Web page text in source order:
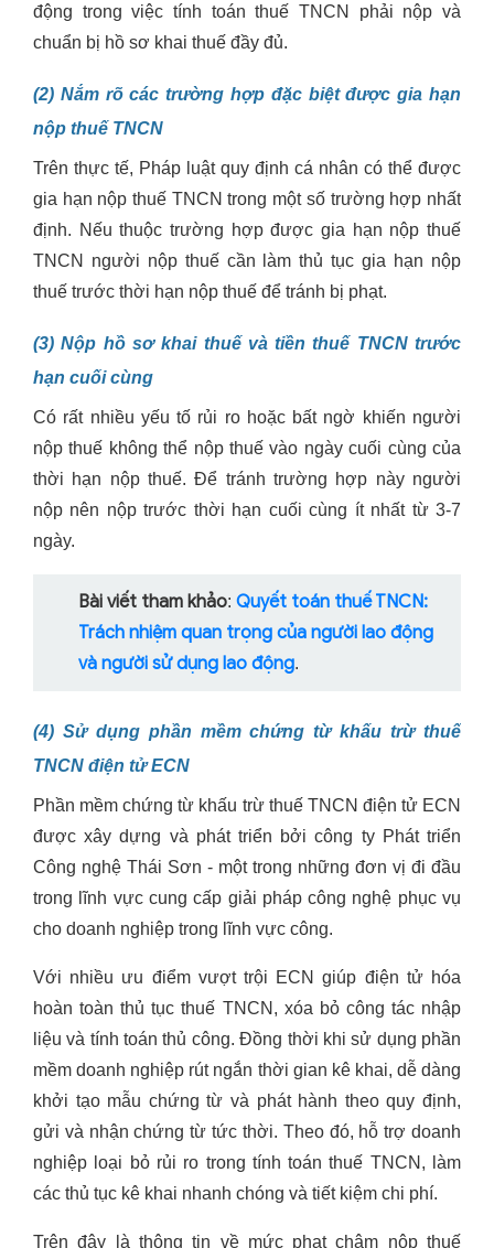
động trong việc tính toán thuế TNCN phải nộp và
chuẩn bị hồ sơ khai thuế đầy đủ.
(2) Nắm rõ các trường hợp đặc biệt được gia hạn
nộp thuế TNCN
Trên thực tế, Pháp luật quy định cá nhân có thể được
gia hạn nộp thuế TNCN trong một số trường hợp nhất
định. Nếu thuộc trường hợp được gia hạn nộp thuế
TNCN người nộp thuế cần làm thủ tục gia hạn nộp
thuế trước thời hạn nộp thuế để tránh bị phạt.
(3) Nộp hồ sơ khai thuế và tiền thuế TNCN trước
hạn cuối cùng
Có rất nhiều yếu tố rủi ro hoặc bất ngờ khiến người
nộp thuế không thể nộp thuế vào ngày cuối cùng của
thời hạn nộp thuế. Để tránh trường hợp này người
nộp nên nộp trước thời hạn cuối cùng ít nhất từ 3-7
ngày.
Bài viết tham khảo: Quyết toán thuế TNCN:
Trách nhiệm quan trọng của người lao động
và người sử dụng lao động.
(4) Sử dụng phần mềm chứng từ khấu trừ thuế
TNCN điện tử ECN
Phần mềm chứng từ khấu trừ thuế TNCN điện tử ECN
được xây dựng và phát triển bởi công ty Phát triển
Công nghệ Thái Sơn - một trong những đơn vị đi đầu
trong lĩnh vực cung cấp giải pháp công nghệ phục vụ
cho doanh nghiệp trong lĩnh vực công.
Với nhiều ưu điểm vượt trội ECN giúp điện tử hóa
hoàn toàn thủ tục thuế TNCN, xóa bỏ công tác nhập
liệu và tính toán thủ công. Đồng thời khi sử dụng phần
mềm doanh nghiệp rút ngắn thời gian kê khai, dễ dàng
khởi tạo mẫu chứng từ và phát hành theo quy định,
gửi và nhận chứng từ tức thời. Theo đó, hỗ trợ doanh
nghiệp loại bỏ rủi ro trong tính toán thuế TNCN, làm
các thủ tục kê khai nhanh chóng và tiết kiệm chi phí.
Trên đây là thông tin về mức phạt chậm nộp thuế